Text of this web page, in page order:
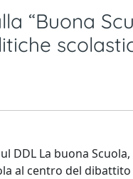
“Buona
DDL La buona
al centro del